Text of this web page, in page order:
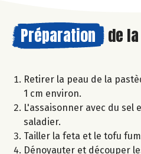
Préparation de la
Retirer la peau de la
1 cm environ.
L'assaisonner avec du sel
saladier.
Tailler la feta et le tofu
Dénoyauter et découper